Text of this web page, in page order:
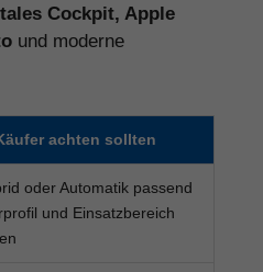
Cockpit, Apple
und moderne
achten sollten
oder Automatik passend
und Einsatzbereich